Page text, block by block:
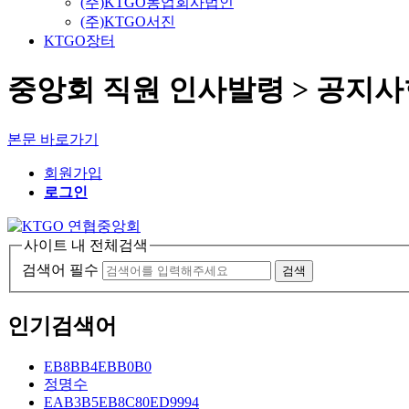
(주)KTGO서진
KTGO장터
중앙회 직원 인사발령 > 공지
본문 바로가기
회원가입
로그인
사이트 내 전체검색
검색어 필수
검색
인기검색어
EB8BB4EBB0B0
정명수
EAB3B5EB8C80ED9994